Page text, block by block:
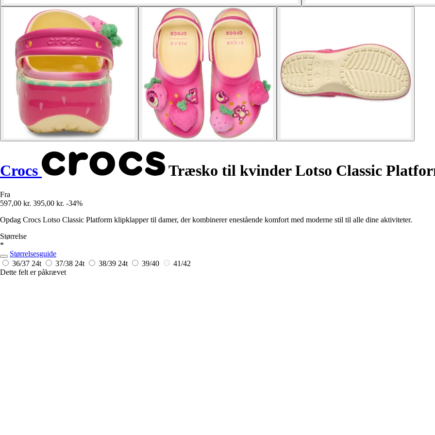
Crocs Træsko til kvinder Lotso Classic
Fra
597,00 kr. 395,00 kr. -34%
Opdag Crocs Lotso Classic Platform klipklapper til damer, der kombinerer enestående komfort med moderne stil til alle dine aktiviteter.
Størrelse
*
Størrelsesguide
36/37 24t 37/38 24t 38/39 24t 39/40
41/42
Dette felt er påkrævet